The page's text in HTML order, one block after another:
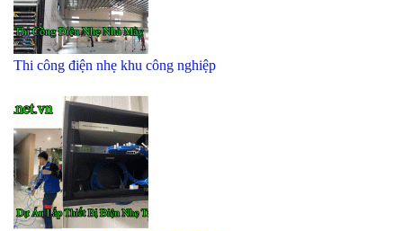
Thi công điện nhẹ khu công nghiệp